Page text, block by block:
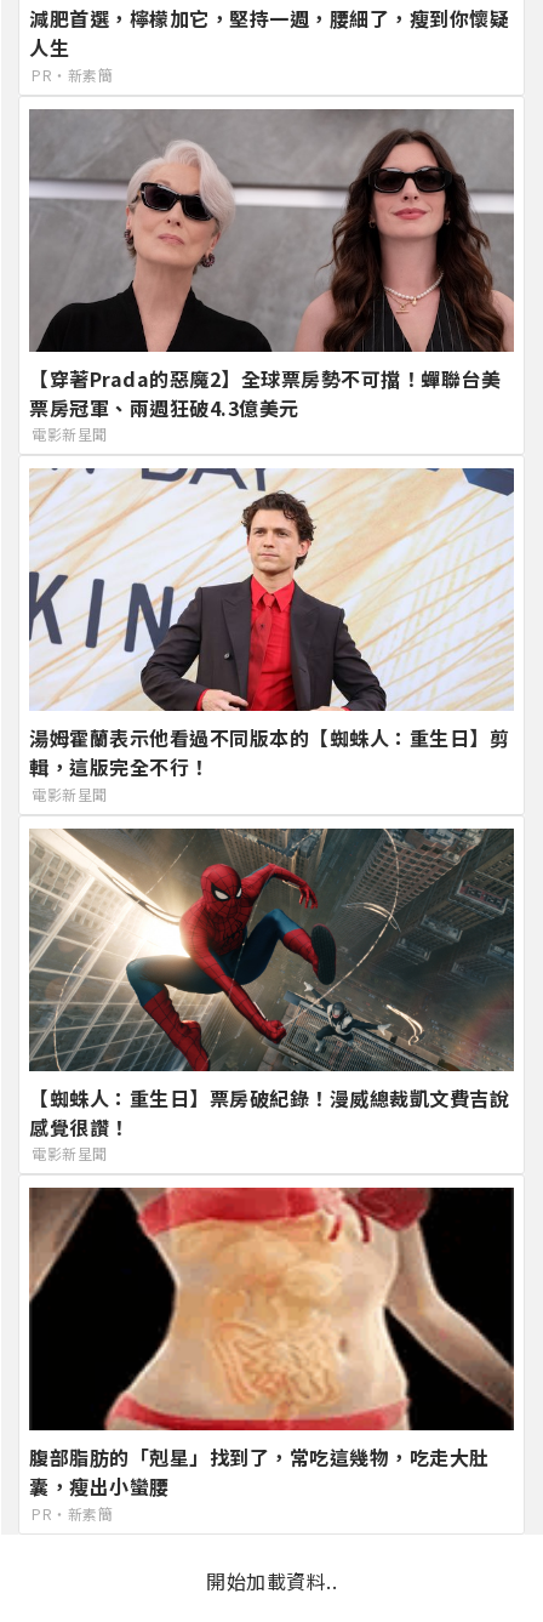
減肥首選，檸檬加它，堅持一週，腰細了，瘦到你懷疑
人生
PR・新素簡
【穿著Prada的惡魔2】全球票房勢不可擋！蟬聯台美
票房冠軍、兩週狂破4.3億美元
電影新星聞
湯姆霍蘭表示他看過不同版本的【蜘蛛人：重生日】剪
輯，這版完全不行！
電影新星聞
【蜘蛛人：重生日】票房破紀錄！漫威總裁凱文費吉說
感覺很讚！
電影新星聞
腹部脂肪的「剋星」找到了，常吃這幾物，吃走大肚
囊，瘦出小蠻腰
PR・新素簡
開始加載資料..